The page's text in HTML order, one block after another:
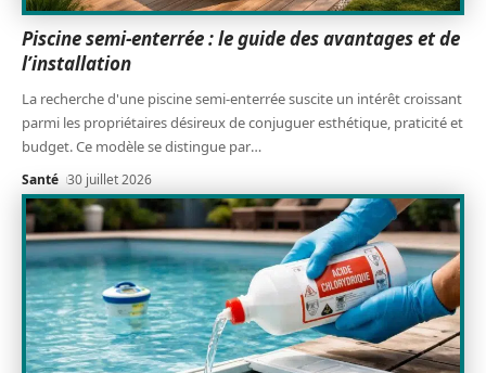
Piscine semi-enterrée : le guide des avantages et de
l’installation
La recherche d'une piscine semi-enterrée suscite un intérêt croissant
parmi les propriétaires désireux de conjuguer esthétique, praticité et
budget. Ce modèle se distingue par…
Santé 30 juillet 2026